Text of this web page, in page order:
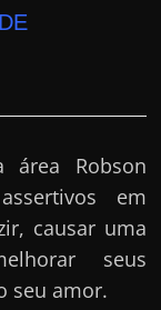
área Robson
em
causar uma
seus
seu amor.